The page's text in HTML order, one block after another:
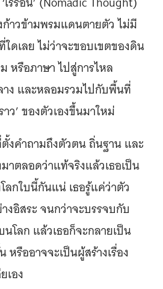
าวข้ามพรมแดนตายตัว ไม่มี
ดเลย ไม่ว่าจะขอบเขตของดิน
หรือภาษา ไปสู่การไหล
ง และหลอมรวมไปกับพื้นที่
ว’ ของตัวเองขึ้นมาใหม่
งคำถามถึงตัวตน ถิ่นฐาน และ
มาตลอดว่าแท้จริงแล้วเธอเป็น
ลกใบนี้กันแน่ เธอรู้แค่ว่าตัว
งอิสระ จนกว่าจะบรรจบกับ
โลก แล้วเธอก็จะกลายเป็น
รืออาจจะเป็นผู้สร้างเรื่อง
เอง